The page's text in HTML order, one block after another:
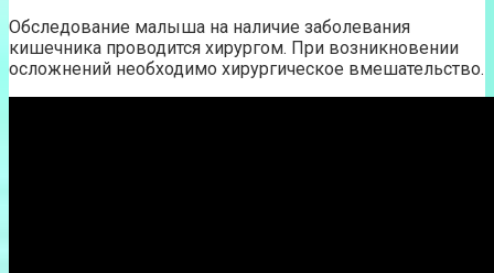
Обследование малыша на наличие заболевания
кишечника проводится хирургом. При возникновении
осложнений необходимо хирургическое вмешательство.